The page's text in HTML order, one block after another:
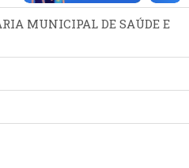
MUNICIPAL DE SAÚDE E